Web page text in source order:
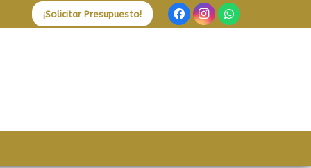
¡Solicitar Presupuesto!